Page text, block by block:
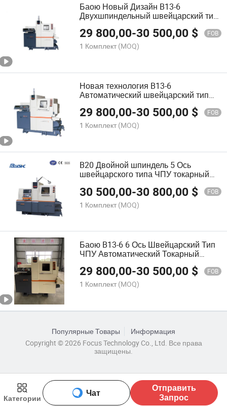
Категории
Чат
Отправить
Запрос
Баою Новый Дизайн B13-6
Двухшпиндельный швейцарский тип
29 800,00-30 500,00 $ FOB
1 Комплект (MOQ)
Новая технология B13-6
Автоматический швейцарский тип
ЧПУ токарный станок для обработки
SUS
29 800,00-30 500,00 $ FOB
1 Комплект (MOQ)
B20 Двойной шпиндель 5 Ось
швейцарского типа ЧПУ токарный
30 500,00-30 800,00 $ FOB
1 Комплект (MOQ)
Баою B13-6 6 Ось Швейцарский Тип
ЧПУ Автоматический Токарный
29 800,00-30 500,00 $ FOB
1 Комплект (MOQ)
Популярные Товары
Информация
Copyright © 2026 Focus Technology Co., Ltd. Все права
защищены.